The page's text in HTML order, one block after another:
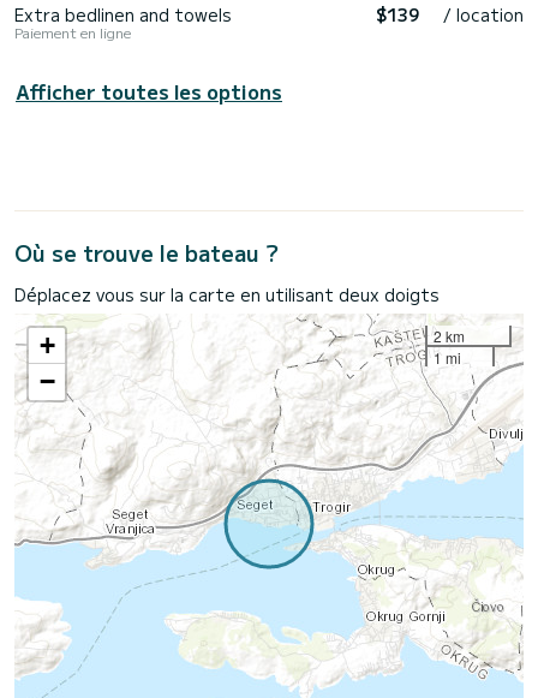
Extra bedlinen and towels
Paiement en ligne
$139 / location
Afficher toutes les options
Où se trouve le bateau ?
Déplacez vous sur la carte en utilisant deux doigts
+
−
2 km
1 mi